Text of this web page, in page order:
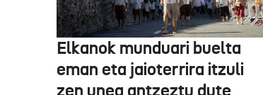
Elkanok munduari buelta
eman eta jaioterrira itzuli
zen unea antzeztu dute